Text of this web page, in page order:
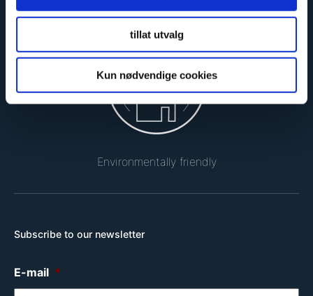
tillat utvalg
Kun nødvendige cookies
Safe and certified
Environmentally friendly
Subscribe to our newsletter
E-mail *